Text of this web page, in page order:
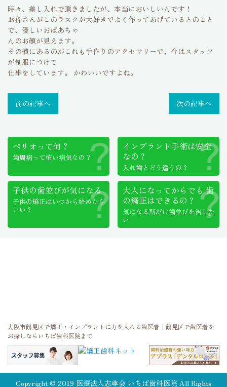
時々、差し入れで頂きましたが、本当においしいんです！
お孫さんがこのラスクが大好きでよく作ってあげているとのこと
で、優しいおばあちゃ
んのお顔が見えます。
その横にあるのがこれも手作りのアクセサリーで、今はスタッフ
が制服につけて
仕事をしています。 かわいいですよね。
前の記事へ 次の記事へ
ペリオって何？
歯周病って怖い病気なの？
インプラント手術は安全
なの？
入れ歯とどう違うの？
子供の歯並びが気になる
子供の矯正はいつから始めたら
いい？
大人になってからでも歯
の矯正はできるの？
気になる所だけ歯並びを治した
い
大阪市鶴見区で矯正・インプラントに力を入れる歯医者｜鶴見区で歯医者を
お探しならいちば歯科医院まで
Copyright © 2019 医療法人志尊会 いちば歯科医院 All Rights